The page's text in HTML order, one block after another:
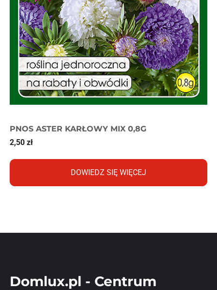
PNOS ASTER KARŁOWY MIX 0,8G
2,50 zł
DOWIEDZ SIĘ WIĘCEJ
Domlux.pl - Centrum